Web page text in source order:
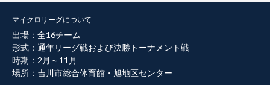
マイクロリーグについて
出場：全16チーム
形式：通年リーグ戦および決勝トーナメント戦
時期：2月～11月
場所：吉川市総合体育館・旭地区センター